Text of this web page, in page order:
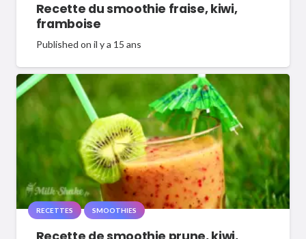
Recette du smoothie fraise, kiwi,
framboise
Published on il y a 15 ans
RECETTES SMOOTHIES